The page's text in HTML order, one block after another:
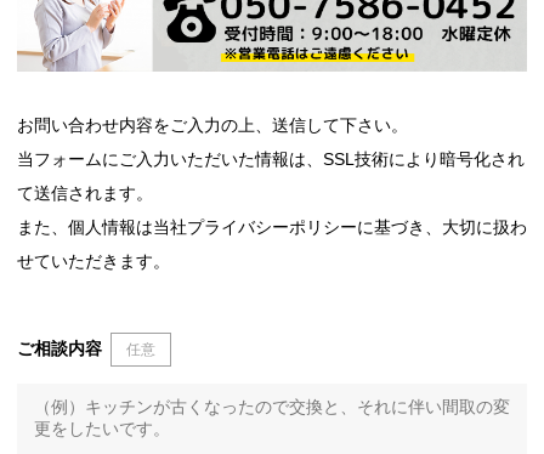
お問い合わせ内容をご入力の上、送信して下さい。
当フォームにご入力いただいた情報は、SSL技術により暗号化され
て送信されます。
また、個人情報は当社プライバシーポリシーに基づき、大切に扱わ
せていただきます。
ご相談内容 任意